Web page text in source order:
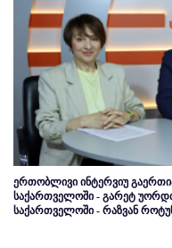
ერთობლივი ინტერვიუ
საქართველოში - გარეტ
საქართველოში - რაზვან